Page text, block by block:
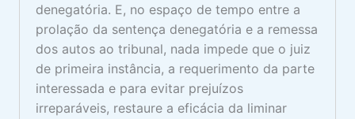
denegatória. E, no espaço de tempo entre a
prolação da sentença denegatória e a remessa
dos autos ao tribunal, nada impede que o juiz
de primeira instância, a requerimento da parte
interessada e para evitar prejuízos
irreparáveis, restaure a eficácia da liminar